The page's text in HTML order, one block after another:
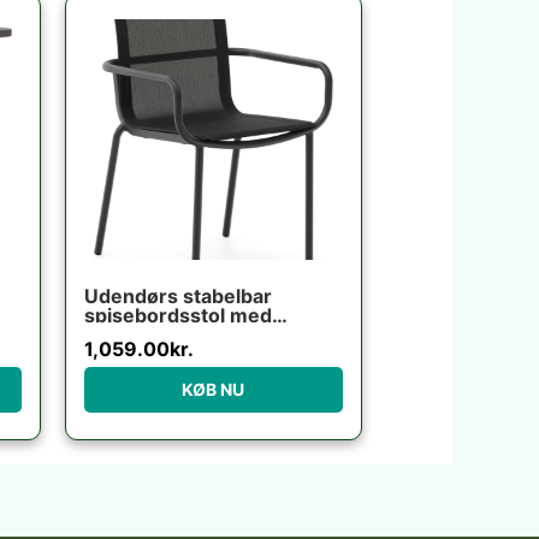
Udendørs stabelbar
spisebordsstol med
Galdana grafit aluminium
texteline
1,059.00kr.
KØB NU